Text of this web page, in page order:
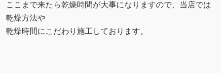
ここまで来たら乾燥時間が大事になりますので、当店では
乾燥方法や
乾燥時間にこだわり施工しております。